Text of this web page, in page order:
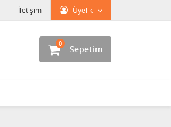
Üyelik
İletişim
Sepetim
0